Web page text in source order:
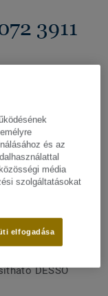
3911
a minőség és
Ez a klasszikus,
dizájnt
kínálva az
a vibrálóbb
a kék és a bíbor.
fényes belső
DESSO
és az
média
szolgáltatásokat
elfogadása